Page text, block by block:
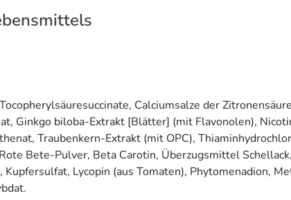
Calciumsalze der
Ginkgo biloba-Extrakt [Blätter] (mit Flavonolen),
Traubenkern-Extrakt (mit OPC),
Bete-Pulver, Beta Carotin, Überzugsmittel
Kupfersulfat, Lycopin (aus Tomaten), Phytomenadion,